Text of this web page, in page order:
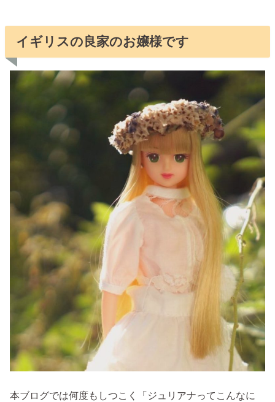
イギリスの良家のお嬢様です
本ブログでは何度もしつこく「ジュリアナってこんなに